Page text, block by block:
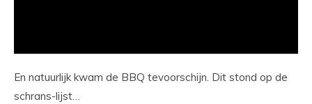
En natuurlijk kwam de BBQ tevoorschijn. Dit stond op de
schrans-lijst…